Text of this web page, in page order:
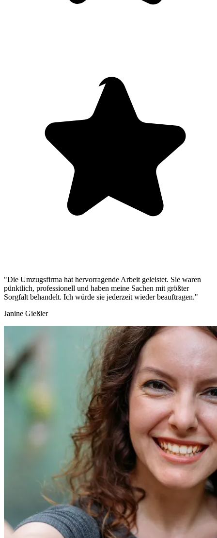
"Die Umzugsfirma hat hervorragende Arbeit geleistet. Sie waren
pünktlich, professionell und haben meine Sachen mit größter
Sorgfalt behandelt. Ich würde sie jederzeit wieder beauftragen."
Janine Gießler